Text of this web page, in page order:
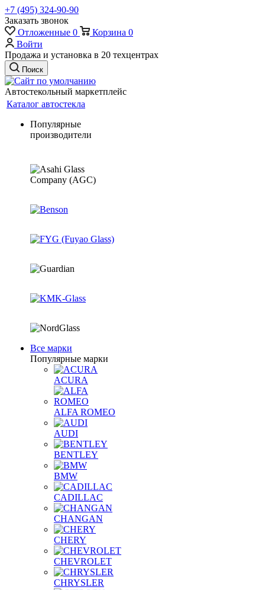
+7 (495) 324-90-90
Заказать звонок
Отложенные 0 Корзина 0
Войти
Продажа и установка в 20 техцентрах
Поиск
Автостекольный маркетплейс
Каталог автостекла
Популярные
производители
Все марки
Популярные марки
ACURA
ALFA ROMEO
AUDI
BENTLEY
BMW
CADILLAC
CHANGAN
CHERY
CHEVROLET
CHRYSLER